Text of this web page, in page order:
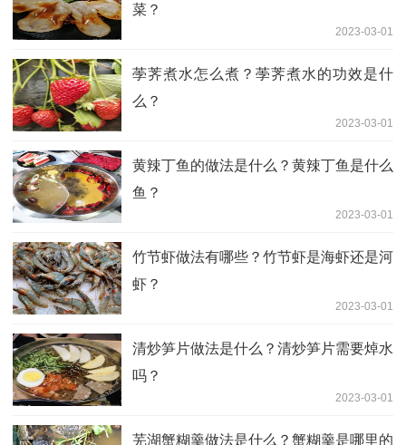
菜？
2023-03-01
荸荠煮水怎么煮？荸荠煮水的功效是什
么？
2023-03-01
黄辣丁鱼的做法是什么？黄辣丁鱼是什么
鱼？
2023-03-01
竹节虾做法有哪些？竹节虾是海虾还是河
虾？
2023-03-01
清炒笋片做法是什么？清炒笋片需要焯水
吗？
2023-03-01
芜湖蟹糊羹做法是什么？蟹糊羹是哪里的